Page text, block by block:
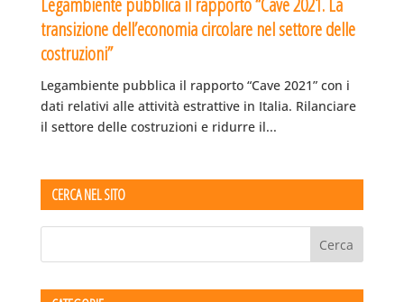
transizione dell’economia circolare nel settore delle
costruzioni”
Legambiente pubblica il rapporto “Cave 2021” con i
dati relativi alle attività estrattive in Italia. Rilanciare
il settore delle costruzioni e ridurre il...
CERCA NEL SITO